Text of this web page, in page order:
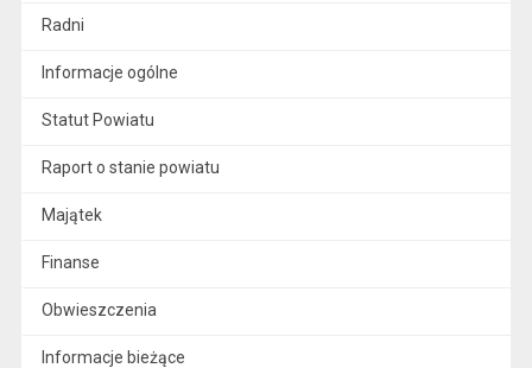
Radni
Informacje ogólne
Statut Powiatu
Raport o stanie powiatu
Majątek
Finanse
Obwieszczenia
Informacje bieżące